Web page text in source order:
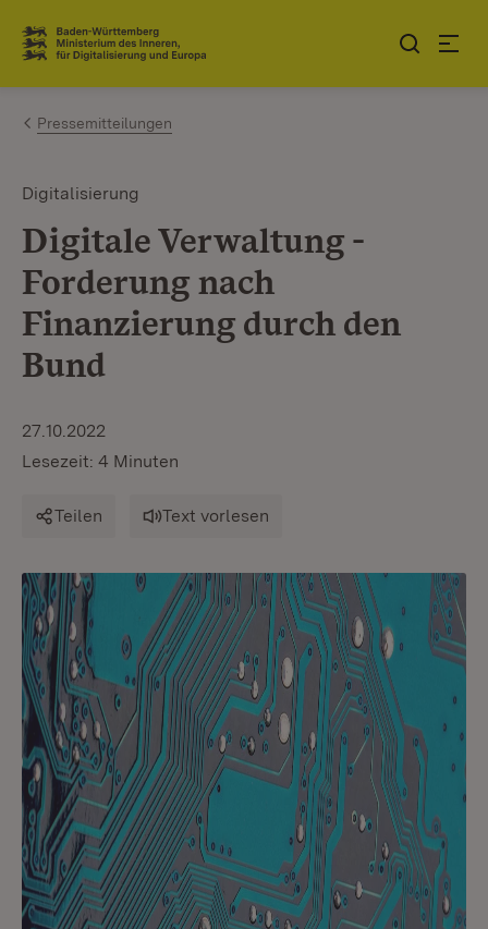
Zum Inhalt springen
Link zur Startseite
Pressemitteilungen
Digitalisierung
Digitale Verwaltung -
Forderung nach
Finanzierung durch den
Bund
27.10.2022
Lesezeit: 4 Minuten
Teilen Text vorlesen